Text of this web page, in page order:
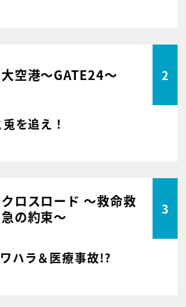
大空港～GATE24～ 2
を追え！
クロスロード ～救命救
急の約束～
3
ハラ＆医療事故!?